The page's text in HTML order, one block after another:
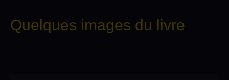
Quelques images du livre